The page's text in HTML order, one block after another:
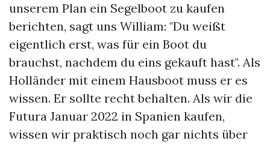
unserem Plan ein Segelboot zu kaufen
berichten, sagt uns William: "Du weißt
eigentlich erst, was für ein Boot du
brauchst, nachdem du eins gekauft hast". Als
Holländer mit einem Hausboot muss er es
wissen. Er sollte recht behalten. Als wir die
Futura Januar 2022 in Spanien kaufen,
wissen wir praktisch noch gar nichts über